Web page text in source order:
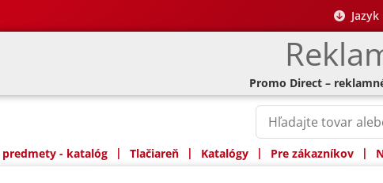
Jazyk
Promo Direct –
predmety - katalóg | Tlačiareň | Katalógy | Pre zákazníkov |